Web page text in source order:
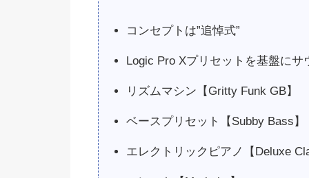
コンセプトは”追悼式”
Logic Pro Xプリセットを基盤に
リズムマシン【Gritty Funk GB】
ベースプリセット【Subby Bass
エレクトリックピアノ【Deluxe